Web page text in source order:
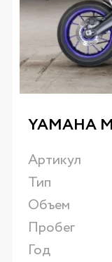
YAMAHA
Артикул
Тип
Объем
Пробег
Год